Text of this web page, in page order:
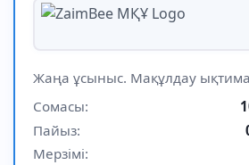
Жаңа ұсыныс. Мақұлдау
Сомасы:
Пайыз:
Мерзімі: